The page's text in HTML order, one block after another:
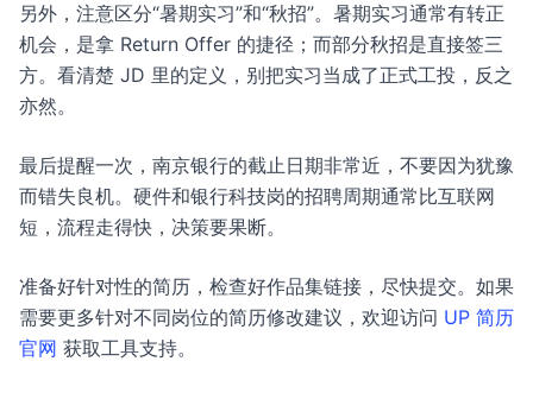
另外，注意区分“暑期实习”和“秋招”。暑期实习通常有转正
机会，是拿 Return Offer 的捷径；而部分秋招是直接签三
方。看清楚 JD 里的定义，别把实习当成了正式工投，反之
亦然。
最后提醒一次，南京银行的截止日期非常近，不要因为犹豫
而错失良机。硬件和银行科技岗的招聘周期通常比互联网
短，流程走得快，决策要果断。
准备好针对性的简历，检查好作品集链接，尽快提交。如果
需要更多针对不同岗位的简历修改建议，欢迎访问 UP 简历
官网 获取工具支持。